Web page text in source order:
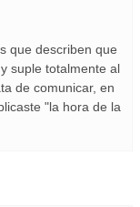
que describen que
suple totalmente al
de comunicar, en
"la hora de la